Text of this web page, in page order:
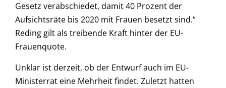
Gesetz verabschiedet, damit 40 Prozent der
Aufsichtsräte bis 2020 mit Frauen besetzt sind.“
Reding gilt als treibende Kraft hinter der EU-
Frauenquote.
Unklar ist derzeit, ob der Entwurf auch im EU-
Ministerrat eine Mehrheit findet. Zuletzt hatten